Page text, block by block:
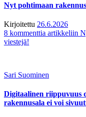
Nyt pohtimaan
Kirjoitettu 26.6.2026
8 kommenttia artikkeliin
viestejä!
Sari Suominen
Digitaalinen riippuvuus
rakennusala ei voi